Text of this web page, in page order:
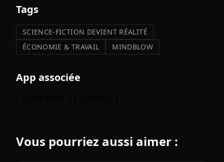
Tags
SCIENCE-FICTION DEVIENT RÉALITÉ
ÉCONOMIE & TRAVAIL
MINDBLOW
App associée
Vous pourriez aussi aimer :